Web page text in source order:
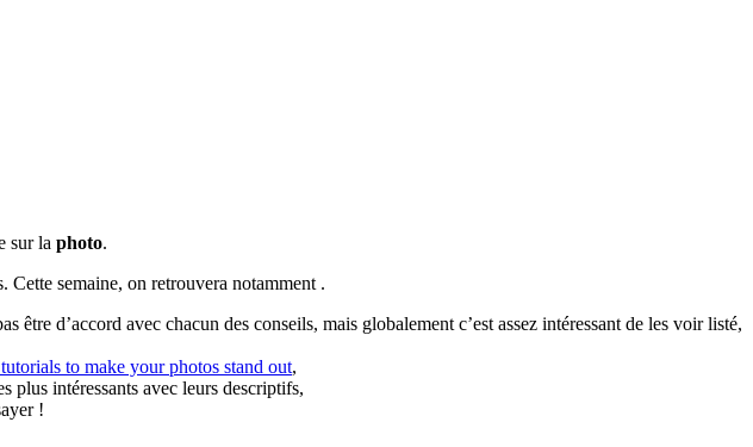
sur la photo.
Cette semaine, on retrouvera notamment .
être d’accord avec chacun des conseils, mais globalement c’est assez intéressant de les voir listé,
to make your photos stand out,
plus intéressants avec leurs descriptifs,
!